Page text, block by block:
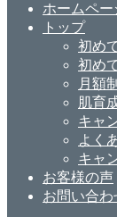
ホームペー
トップ
初め
初め
月額制
肌育
キャ
よく
キャ
お客様の声
お問い合わ